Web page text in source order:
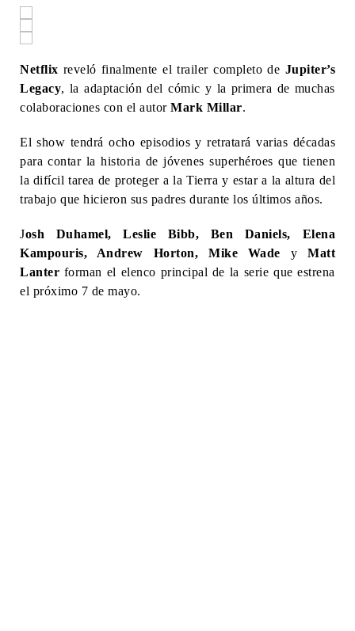
Netflix reveló finalmente el trailer completo de Jupiter’s
Legacy, la adaptación del cómic y la primera de muchas
colaboraciones con el autor Mark Millar.
El show tendrá ocho episodios y retratará varias décadas
para contar la historia de jóvenes superhéroes que tienen
la difícil tarea de proteger a la Tierra y estar a la altura del
trabajo que hicieron sus padres durante los últimos años.
Josh Duhamel, Leslie Bibb, Ben Daniels, Elena
Kampouris, Andrew Horton, Mike Wade yMatt
Lanter forman el elenco principal de la serie que estrena
el próximo 7 de mayo.